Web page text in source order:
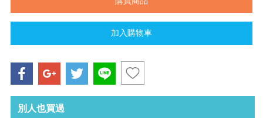
別人也買過